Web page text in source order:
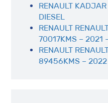
RENAULT
DIESEL
RENAULT
70017KMS – 2021
RENAULT
89456KMS – 2022